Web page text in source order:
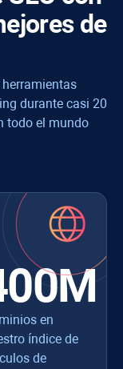
de
durante casi 20
todo el mundo
en
índice de
de